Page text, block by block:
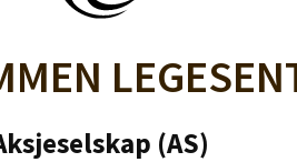
(AS)